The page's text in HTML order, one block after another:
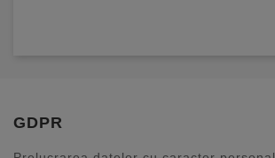
GDPR